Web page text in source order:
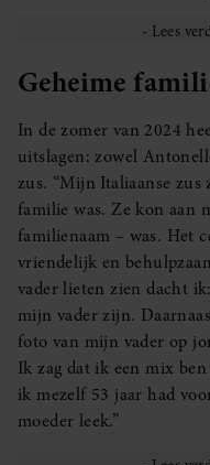
Geheime
In de zomer van 2024
uitslagen: zowel
zus. “Mijn Italiaanse zus
familie was. Ze kon aan
familienaam – was. Het
vriendelijk en
vader lieten zien dacht
mijn vader zijn.
foto van mijn vader op
Ik zag dat ik een mix
ik mezelf 53 jaar had
moeder leek.”